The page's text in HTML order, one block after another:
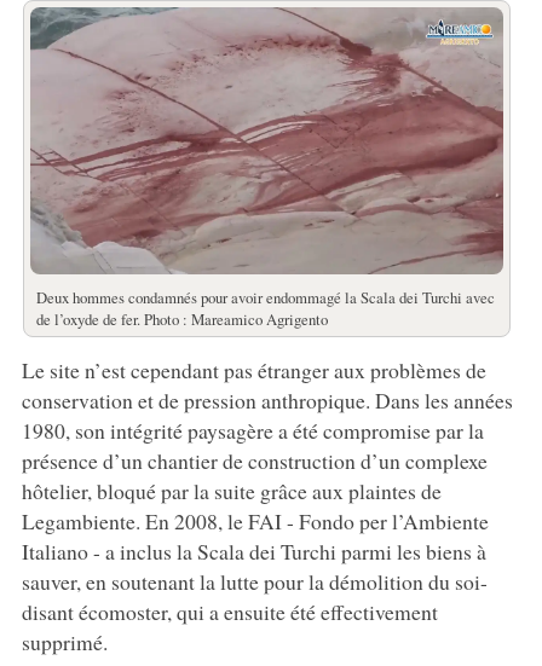
Deux hommes condamnés pour avoir endommagé la Scala dei Turchi avec
de l’oxyde de fer. Photo : Mareamico Agrigento
Le site n’est cependant pas étranger aux problèmes de
conservation et de pression anthropique. Dans les années
1980, son intégrité paysagère a été compromise par la
présence d’un chantier de construction d’un complexe
hôtelier, bloqué par la suite grâce aux plaintes de
Legambiente. En 2008, le FAI - Fondo per l’Ambiente
Italiano - a inclus la Scala dei Turchi parmi les biens à
sauver, en soutenant la lutte pour la démolition du soi-
disant écomoster, qui a ensuite été effectivement
supprimé.